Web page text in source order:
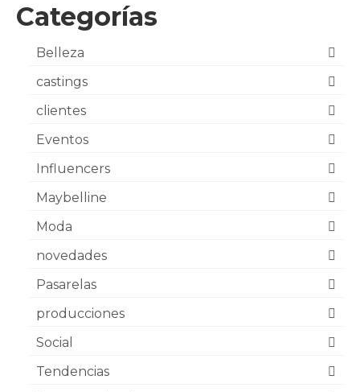
Categorías
Belleza
castings
clientes
Eventos
Influencers
Maybelline
Moda
novedades
Pasarelas
producciones
Social
Tendencias